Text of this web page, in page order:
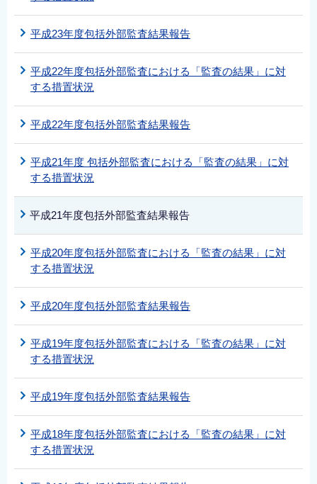
平成23年度包括外部監査結果報告
平成22年度包括外部監査における「監査の結果」に対
する措置状況
平成22年度包括外部監査結果報告
平成21年度 包括外部監査における「監査の結果」に対
する措置状況
平成21年度包括外部監査結果報告
平成20年度包括外部監査における「監査の結果」に対
する措置状況
平成20年度包括外部監査結果報告
平成19年度包括外部監査における「監査の結果」に対
する措置状況
平成19年度包括外部監査結果報告
平成18年度包括外部監査における「監査の結果」に対
する措置状況